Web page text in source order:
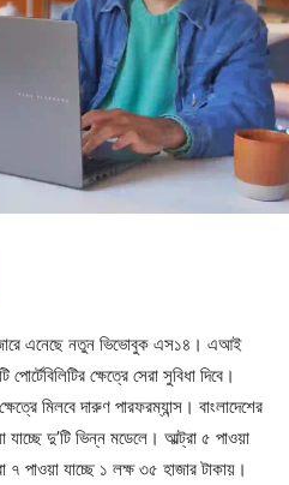
এনেছে নতুন ভিভোবুক এস১৪। এআই
ক্ষেত্রে সেরা সুবিধা দিবে।
মিলবে দারুণ পারফরম্যান্স। বাংলাদেশের
দু’টি ভিন্ন মডেলে। আল্ট্রা ৫ পাওয়া
৭ পাওয়া যাচ্ছে ১ লক্ষ ৩৫ হাজার টাকায়।